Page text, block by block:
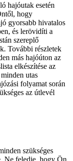
hajóutak esetén
hogy
gyorsabb hivatalos
és lerövidíti a
szereplő
További részletek
más hajóúton az
elkészítése az
utas
folyamat során
az útlevél
szükséges
Ne feledje, hogy Ön